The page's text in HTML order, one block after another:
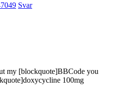
Svar
my [blockquote]BBCode you
100mg